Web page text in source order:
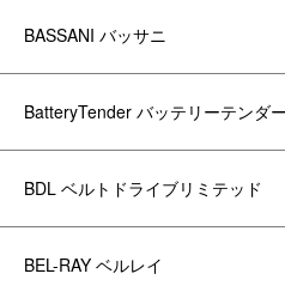
BASSANI バッサニ
BatteryTender バッテリーテンダー
BDL ベルトドライブリミテッド
BEL-RAY ベルレイ